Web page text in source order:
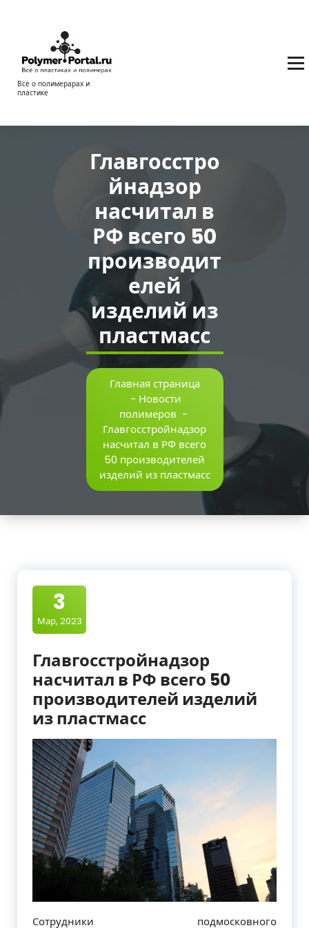
содержимому
Всё о полимерарах и
пластике
Главгосстро
йнадзор
насчитал в
РФ всего 50
производит
елей
изделий из
пластмасс
Главная страница
- Новости
полимеров -
Главгосстройнадзор
насчитал в РФ всего
50 производителей
изделий из пластмасс
3
Мар, 2023
Главгосстройнадзор
насчитал в РФ всего 50
производителей изделий
из пластмасс
Сотрудники подмосковного